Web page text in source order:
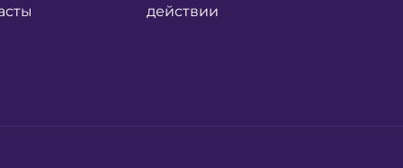
действии